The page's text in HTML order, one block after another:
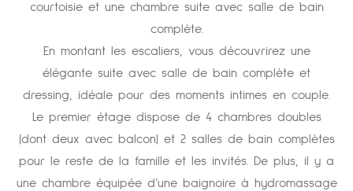
courtoisie et une chambre suite avec salle de bain
complète.
En montant les escaliers, vous découvrirez une
élégante suite avec salle de bain complète et
dressing, idéale pour des moments intimes en couple.
Le premier étage dispose de 4 chambres doubles
(dont deux avec balcon) et 2 salles de bain complètes
pour le reste de la famille et les invités. De plus, il y a
une chambre équipée d’une baignoire à hydromassage